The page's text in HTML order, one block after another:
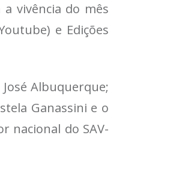
vivência do mês
e Edições
Albuquerque;
Ganassini e o
nacional do SAV-